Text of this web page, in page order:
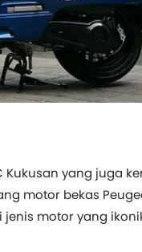
Kukusan yang juga
motor bekas
motor yang